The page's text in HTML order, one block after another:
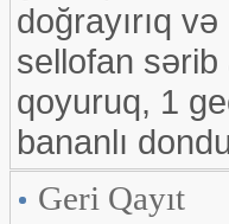
doğrayırıq
sellofan sərib
qoyuruq, 1
bananlı
Geri Qayıt